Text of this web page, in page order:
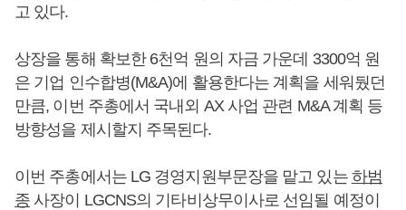
고 있다.
상장을 통해 확보한 6천억 원의 자금 가운데 3300억 원
은 기업 인수합병(M&A)에 활용한다는 계획을 세워뒀던
만큼, 이번 주총에서 국내외 AX 사업 관련 M&A 계획 등
방향성을 제시할지 주목된다.
이번 주총에서는 LG 경영지원부문장을 맡고 있는 하범
종 사장이 LGCNS의 기타비상무이사로 선임될 예정이